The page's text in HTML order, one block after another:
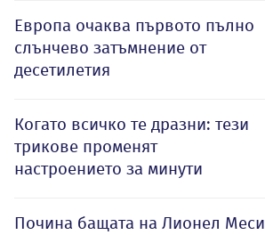
Европа очаква първото пълно
слънчево затъмнение от
десетилетия
Когато всичко те дразни: тези
трикове променят
настроението за минути
Почина бащата на Лионел Меси